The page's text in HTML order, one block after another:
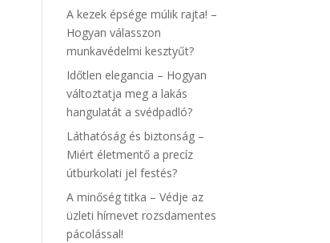
A kezek épsége múlik rajta! –
Hogyan válasszon
munkavédelmi kesztyűt?
Időtlen elegancia – Hogyan
változtatja meg a lakás
hangulatát a svédpadló?
Láthatóság és biztonság –
Miért életmentő a precíz
útburkolati jel festés?
A minőség titka – Védje az
üzleti hírnevet rozsdamentes
pácolással!